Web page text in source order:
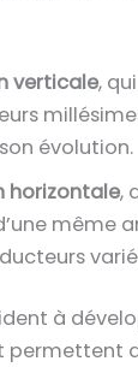
verticale,
évolution.
horizontale,
même
à
permettent